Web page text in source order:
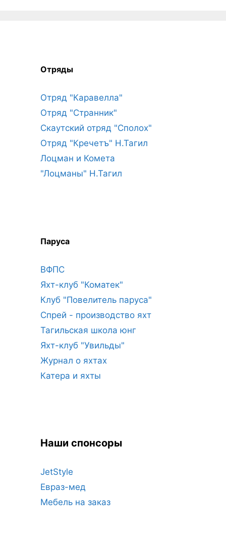
Отряды
Отряд "Каравелла"
Отряд "Странник"
Скаутский отряд "Сполох"
Отряд "Кречетъ" Н.Тагил
Лоцман и Комета
"Лоцманы" Н.Тагил
Паруса
ВФПС
Яхт-клуб "Коматек"
Клуб "Повелитель паруса"
Спрей - производство яхт
Тагильская школа юнг
Яхт-клуб "Увильды"
Журнал о яхтах
Катера и яхты
Наши спонсоры
JetStyle
Евраз-мед
Мебель на заказ